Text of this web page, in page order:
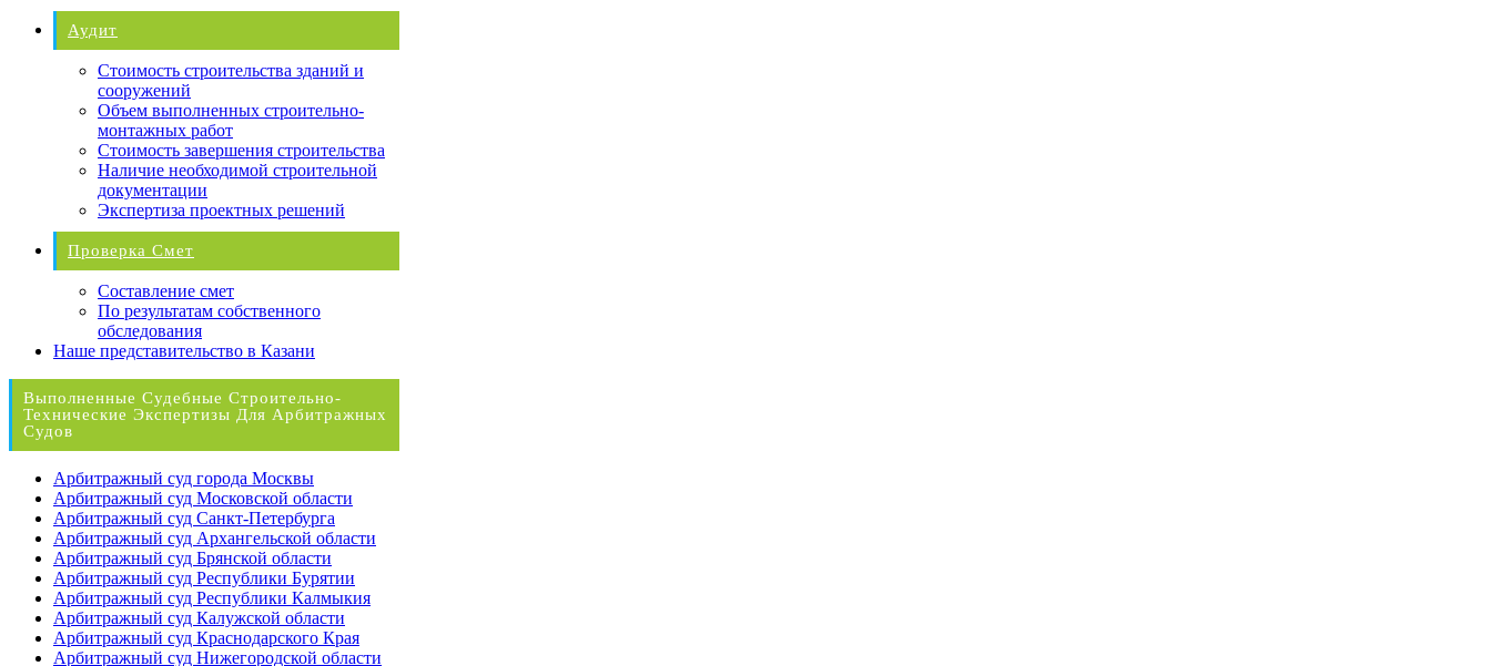
Аудит
Стоимость строительства зданий и
сооружений
Объем выполненных строительно-
монтажных работ
Стоимость завершения строительства
Наличие необходимой строительной
документации
Экспертиза проектных решений
Проверка Смет
Составление смет
По результатам собственного
обследования
Наше представительство в Казани
Выполненные Судебные Строительно-
Технические Экспертизы Для Арбитражных
Судов
Арбитражный суд города Москвы
Арбитражный суд Московской области
Арбитражный суд Санкт-Петербурга
Арбитражный суд Архангельской области
Арбитражный суд Брянской области
Арбитражный суд Республики Бурятии
Арбитражный суд Республики Калмыкия
Арбитражный суд Калужской области
Арбитражный суд Краснодарского Края
Арбитражный суд Нижегородской области